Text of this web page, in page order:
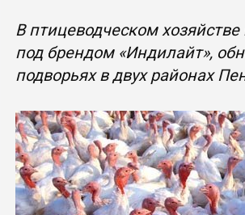
В птицеводческом
под брендом «Индилайт»,
подворьях в двух районах